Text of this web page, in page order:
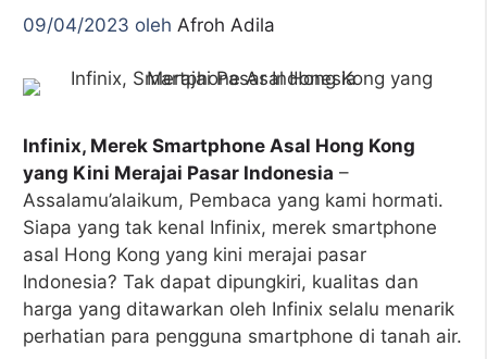
09/04/2023 oleh Afroh Adila
Infinix, Merek Smartphone Asal Hong Kong
yang Kini Merajai Pasar Indonesia –
Assalamu’alaikum, Pembaca yang kami hormati.
Siapa yang tak kenal Infinix, merek smartphone
asal Hong Kong yang kini merajai pasar
Indonesia? Tak dapat dipungkiri, kualitas dan
harga yang ditawarkan oleh Infinix selalu menarik
perhatian para pengguna smartphone di tanah air.